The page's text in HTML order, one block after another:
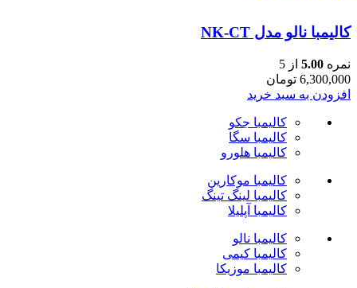
کالیمبا نالو مدل NK-CT
نمره 5.00 از 5
6,300,000 تومان
افزودن به سبد خرید
کالیمبا جکو
کالیمبا سگا
کالیمبا هلورو
کالیمبا موکارین
کالیمبا لینگ تینگ
کالیمبا آپلیلا
کالیمبا نالو
کالیمبا کیمی
کالیمبا موزیکا